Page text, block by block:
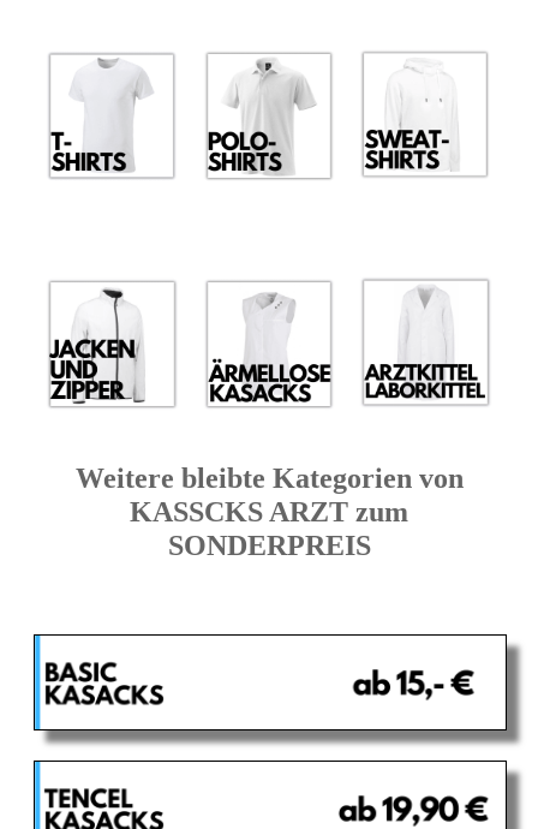
Weitere bleibte Kategorien von
KASSCKS ARZT zum
SONDERPREIS